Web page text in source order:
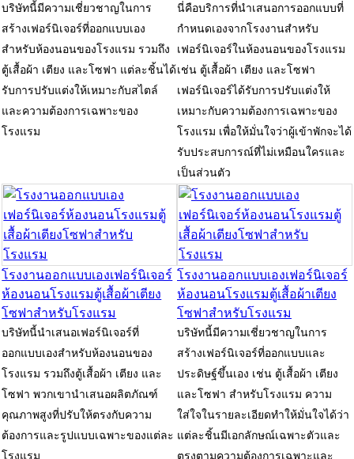
บริษัทนี้มีความเชี่ยวชาญในการ
สร้างเฟอร์นิเจอร์ที่ออกแบบเอง
สำหรับห้องนอนของโรงแรม รวมถึง
ตู้เสื้อผ้า เตียง และโซฟา แต่ละชิ้นได้
รับการปรับแต่งให้เหมาะกับสไตล์
และความต้องการเฉพาะของ
โรงแรม
นี่คือบริการที่นำเสนอการออกแบบที่
กำหนดเองจากโรงงานสำหรับ
เฟอร์นิเจอร์ในห้องนอนของโรงแรม
เช่น ตู้เสื้อผ้า เตียง และโซฟา
เฟอร์นิเจอร์ได้รับการปรับแต่งให้
เหมาะกับความต้องการเฉพาะของ
โรงแรม เพื่อให้มั่นใจว่าผู้เข้าพักจะได้
รับประสบการณ์ที่ไม่เหมือนใครและ
เป็นส่วนตัว
โรงงานออกแบบเองเฟอร์นิเจอร์
ห้องนอนโรงแรมตู้เสื้อผ้าเตียง
โซฟาสำหรับโรงแรม
บริษัทนี้นำเสนอเฟอร์นิเจอร์ที่
ออกแบบเองสำหรับห้องนอนของ
โรงแรม รวมถึงตู้เสื้อผ้า เตียง และ
โซฟา พวกเขานำเสนอผลิตภัณฑ์
คุณภาพสูงที่ปรับให้ตรงกับความ
ต้องการและรูปแบบเฉพาะของแต่ละ
โรงแรม
โรงงานออกแบบเองเฟอร์นิเจอร์
ห้องนอนโรงแรมตู้เสื้อผ้าเตียง
โซฟาสำหรับโรงแรม
บริษัทนี้มีความเชี่ยวชาญในการ
สร้างเฟอร์นิเจอร์ที่ออกแบบและ
ประดิษฐ์ขึ้นเอง เช่น ตู้เสื้อผ้า เตียง
และโซฟา สำหรับโรงแรม ความ
ใส่ใจในรายละเอียดทำให้มั่นใจได้ว่า
แต่ละชิ้นมีเอกลักษณ์เฉพาะตัวและ
ตรงตามความต้องการเฉพาะและ